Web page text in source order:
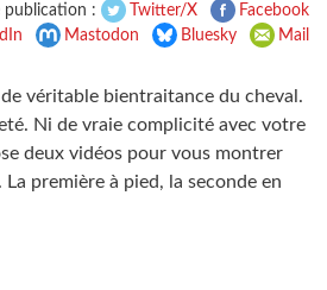
publication : Twitter/X
Facebook
Mastodon Bluesky Mail
véritable bientraitance du cheval.
Ni de vraie complicité avec votre
deux vidéos pour vous montrer
première à pied, la seconde en